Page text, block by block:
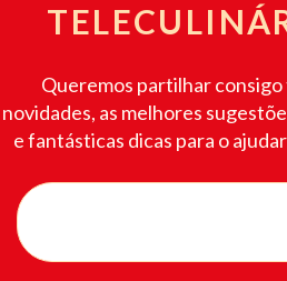
Queremos partilhar consigo
novidades, as melhores
e fantásticas dicas para o